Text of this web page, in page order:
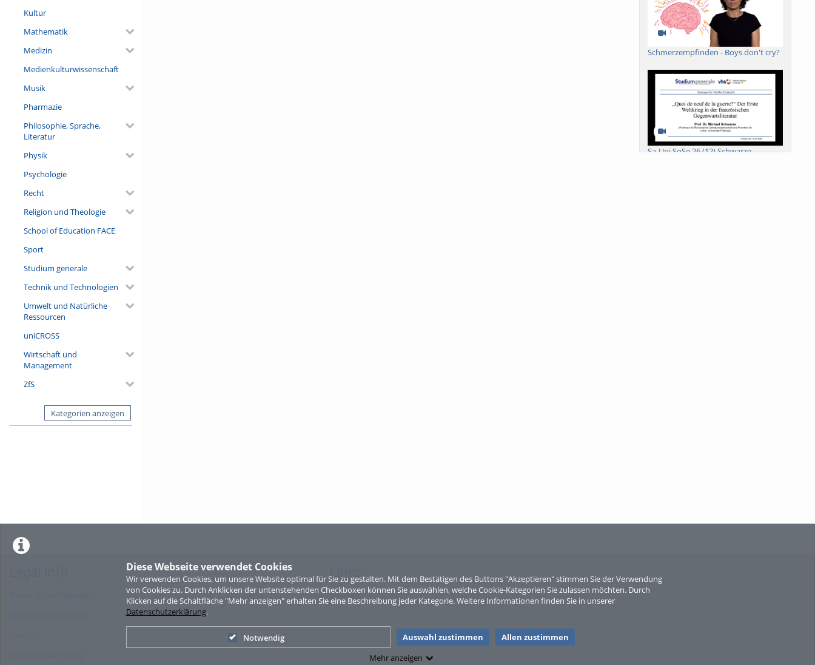
Diese Webseite verwendet Cookies
Wir verwenden Cookies, um unsere Website optimal für Sie zu gestalten. Mit dem Bestätigen des Buttons "Akzeptieren" stimmen Sie der Verwendung
von Cookies zu. Durch Anklicken der untenstehenden Checkboxen können Sie auswählen, welche Cookie-Kategorien Sie zulassen möchten. Durch
Klicken auf die Schaltfläche "Mehr anzeigen" erhalten Sie eine Beschreibung jeder Kategorie. Weitere Informationen finden Sie in unserer
Datenschutzerklärung.
Notwendig Auswahl zustimmen
Allen zustimmen
Mehr anzeigen
Kultur
Mathematik
Medizin
Medienkulturwissenschaft
Musik
Pharmazie
Philosophie, Sprache,
Literatur
Physik
Psychologie
Recht
Religion und Theologie
School of Education FACE
Sport
Studium generale
Technik und Technologien
Umwelt und Natürliche
Ressourcen
uniCROSS
Wirtschaft und
Management
ZfS
Kategorien anzeigen
Schmerzempfinden - Boys don't cry?
Sa-Uni SoSe 26 (12) Schwarze
Sperber
Links
Sitemap